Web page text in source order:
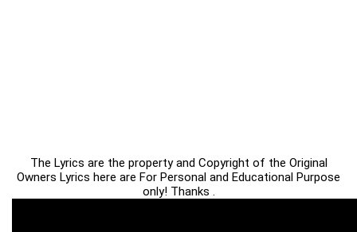
The Lyrics are the property and Copyright of the Original
Owners Lyrics here are For Personal and Educational Purpose
only! Thanks .